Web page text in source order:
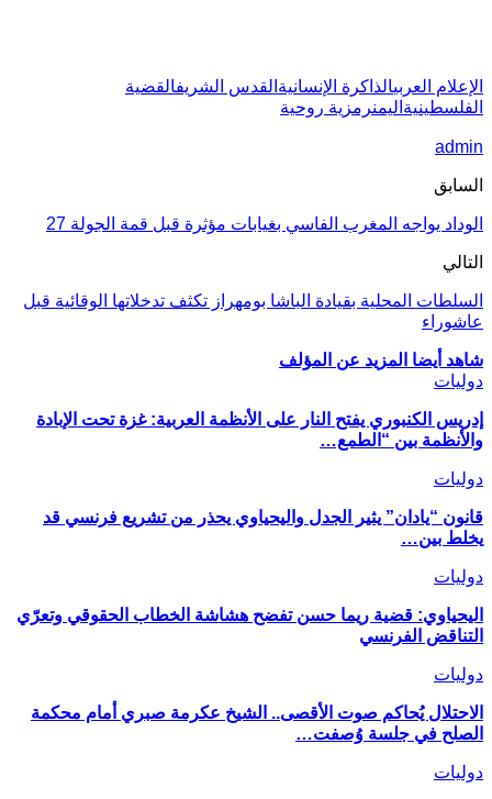
الإعلام العربيالذاكرة الإنسانية القدس الشريفالقضية
الفلسطينية اليمنرمزية روحية
admin
السابق
الوداد يواجه المغرب الفاسي بغيابات مؤثرة قبل قمة الجولة 27
التالي
السلطات المحلية بقيادة الباشا بومهراز تكثف تدخلاتها الوقائية قبل
عاشوراء
شاهد أيضا المزيد عن المؤلف
دوليات
إدريس الكنبوري يفتح النار على الأنظمة العربية: غزة تحت الإبادة
والأنظمة بين “الطمع…
دوليات
قانون “يادان” يثير الجدل واليحياوي يحذر من تشريع فرنسي قد
يخلط بين…
دوليات
اليحياوي: قضية ريما حسن تفضح هشاشة الخطاب الحقوقي وتعرّي
التناقض الفرنسي
دوليات
الاحتلال يُحاكم صوت الأقصى.. الشيخ عكرمة صبري أمام محكمة
الصلح في جلسة وُصفت…
دوليات